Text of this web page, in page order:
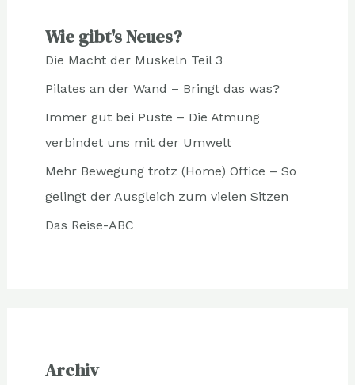
Wie gibt's Neues?
Die Macht der Muskeln Teil 3
Pilates an der Wand – Bringt das was?
Immer gut bei Puste – Die Atmung
verbindet uns mit der Umwelt
Mehr Bewegung trotz (Home) Office – So
gelingt der Ausgleich zum vielen Sitzen
Das Reise-ABC
Archiv